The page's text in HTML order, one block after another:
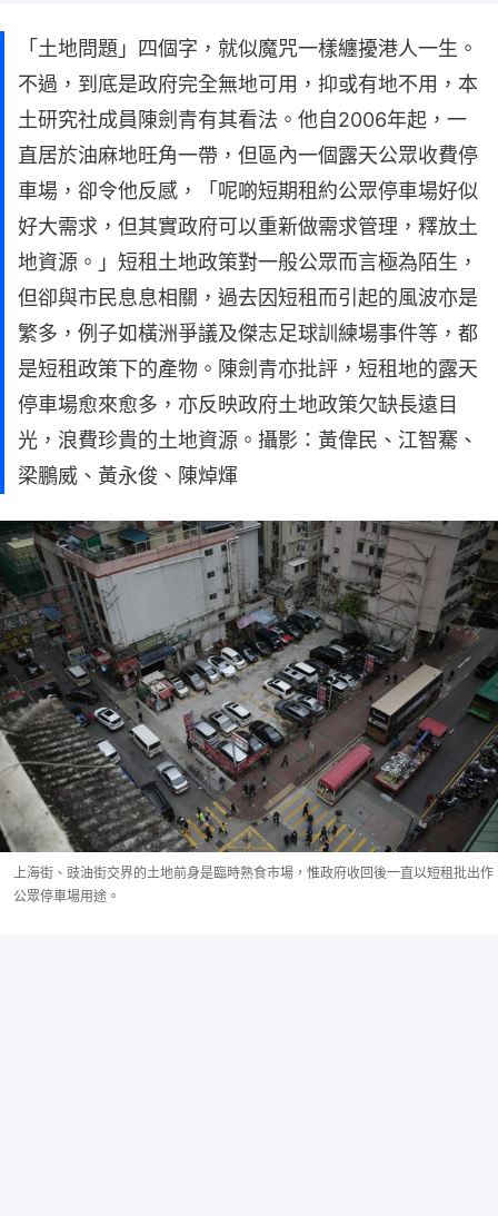
「土地問題」四個字，就似魔咒一樣纏擾港人一生。
不過，到底是政府完全無地可用，抑或有地不用，本
土研究社成員陳劍青有其看法。他自2006年起，一
直居於油麻地旺角一帶，但區內一個露天公眾收費停
車場，卻令他反感，「呢啲短期租約公眾停車場好似
好大需求，但其實政府可以重新做需求管理，釋放土
地資源。」短租土地政策對一般公眾而言極為陌生，
但卻與市民息息相關，過去因短租而引起的風波亦是
繁多，例子如橫洲爭議及傑志足球訓練場事件等，都
是短租政策下的產物。陳劍青亦批評，短租地的露天
停車場愈來愈多，亦反映政府土地政策欠缺長遠目
光，浪費珍貴的土地資源。攝影：黃偉民、江智騫、
梁鵬威、黃永俊、陳焯煇
上海街、豉油街交界的土地前身是臨時熟食市場，惟政府收回後一直以短租批出作
公眾停車場用途。